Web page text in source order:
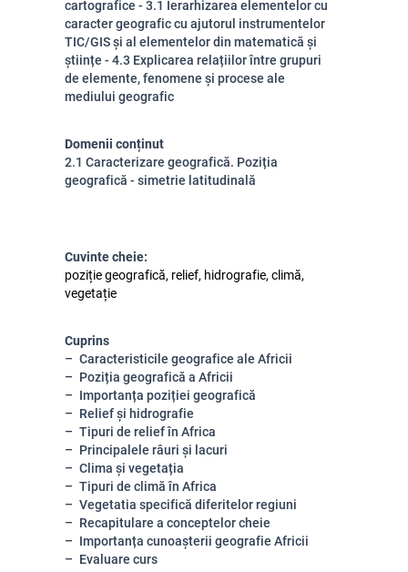
cartografice - 3.1 Ierarhizarea elementelor cu
caracter geografic cu ajutorul instrumentelor
TIC/GIS și al elementelor din matematică și
științe - 4.3 Explicarea relațiilor între grupuri
de elemente, fenomene și procese ale
mediului geografic
Domenii conținut
2.1 Caracterizare geografică. Poziția
geografică - simetrie latitudinală
Cuvinte cheie:
poziție geografică, relief, hidrografie, climă,
vegetație
Cuprins
Caracteristicile geografice ale Africii
Poziția geografică a Africii
Importanța poziției geografică
Relief și hidrografie
Tipuri de relief în Africa
Principalele râuri și lacuri
Clima și vegetația
Tipuri de climă în Africa
Vegetatia specifică diferitelor regiuni
Recapitulare a conceptelor cheie
Importanța cunoașterii geografie Africii
Evaluare curs